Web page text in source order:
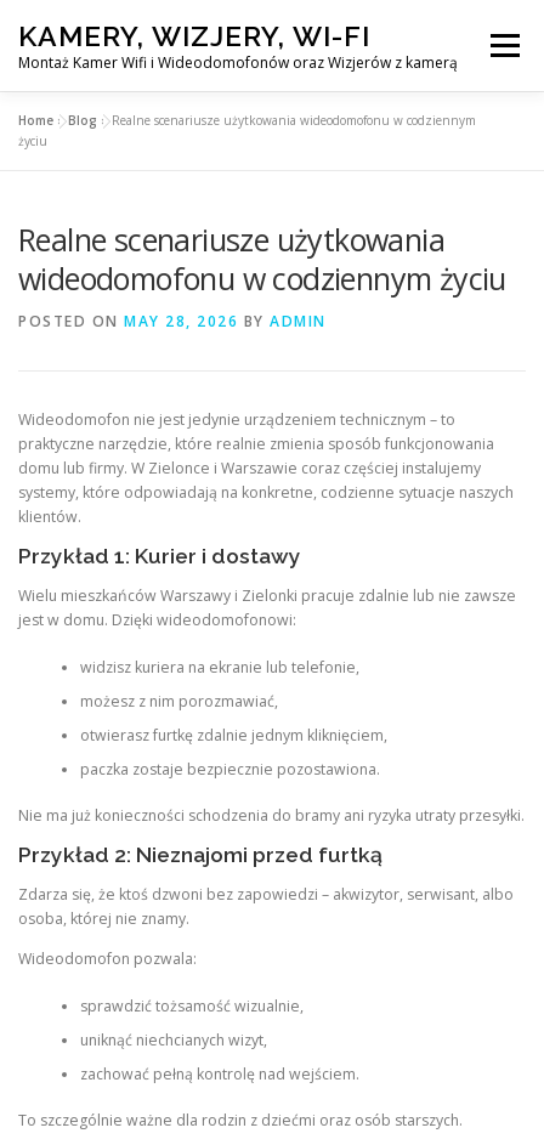
content
KAMERY, WIZJERY, WI-FI
Montaż Kamer Wifi i Wideodomofonów oraz Wizjerów z kamerą
Menu
GŁÓWNA
MONTAŻ WIDEDOMOFONÓW
MONTAŻU WIZJERÓW Z KAMERĄ
KONTAKT
Home »Blog »Realne scenariusze użytkowania wideodomofonu w codziennym
życiu
Realne scenariusze użytkowania
wideodomofonu w codziennym życiu
POSTED ON MAY 28, 2026 BY ADMIN
Wideodomofon nie jest jedynie urządzeniem technicznym – to
praktyczne narzędzie, które realnie zmienia sposób funkcjonowania
domu lub firmy. W Zielonce i Warszawie coraz częściej instalujemy
systemy, które odpowiadają na konkretne, codzienne sytuacje naszych
klientów.
Przykład 1: Kurier i dostawy
Wielu mieszkańców Warszawy i Zielonki pracuje zdalnie lub nie zawsze
jest w domu. Dzięki wideodomofonowi:
widzisz kuriera na ekranie lub telefonie,
możesz z nim porozmawiać,
otwierasz furtkę zdalnie jednym kliknięciem,
paczka zostaje bezpiecznie pozostawiona.
Nie ma już konieczności schodzenia do bramy ani ryzyka utraty przesyłki.
Przykład 2: Nieznajomi przed furtką
Zdarza się, że ktoś dzwoni bez zapowiedzi – akwizytor, serwisant, albo
osoba, której nie znamy.
Wideodomofon pozwala:
sprawdzić tożsamość wizualnie,
uniknąć niechcianych wizyt,
zachować pełną kontrolę nad wejściem.
To szczególnie ważne dla rodzin z dziećmi oraz osób starszych.